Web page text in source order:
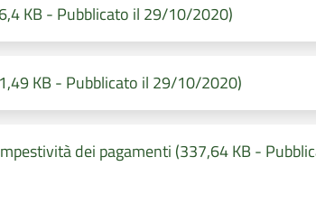
KB - Pubblicato il 29/10/2020)
KB - Pubblicato il 29/10/2020)
dei pagamenti (337,64 KB -